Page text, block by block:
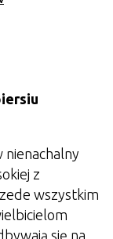
z
wszystkim
się na